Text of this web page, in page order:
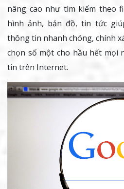
nâng cao như tìm kiếm theo
hình ảnh, bản đồ, tin tức
thông tin nhanh chóng, chính
chọn số một cho hầu hết mọi
tin trên Internet.